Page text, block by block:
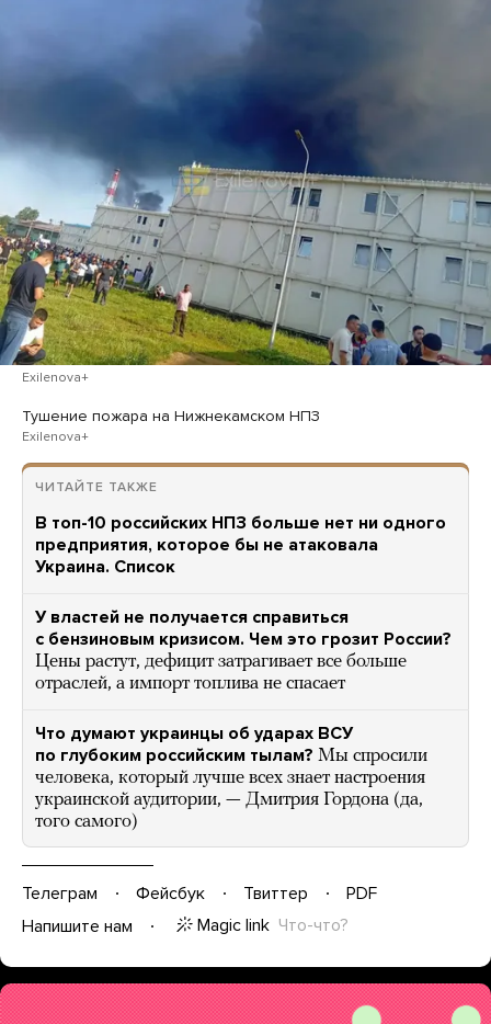
Exilenova+
Тушение пожара на Нижнекамском НПЗ
Exilenova+
ЧИТАЙТЕ ТАКЖЕ
В топ-10 российских НПЗ больше нет ни одного
предприятия, которое бы не атаковала
Украина. Список
У властей не получается справиться
с бензиновым кризисом. Чем это грозит России?
Цены растут, дефицит затрагивает все больше
отраслей, а импорт топлива не спасает
Что думают украинцы об ударах ВСУ
по глубоким российским тылам? Мы спросили
человека, который лучше всех знает настроения
украинской аудитории, — Дмитрия Гордона (да,
того самого)
Телеграм Фейсбук Твиттер
PDF
Напишите нам
Magic link Что-что?